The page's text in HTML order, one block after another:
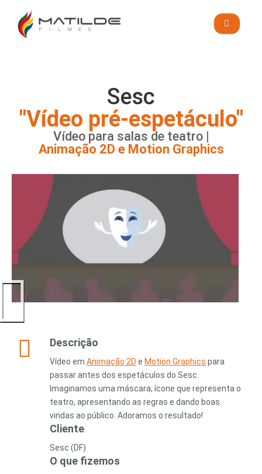
ORÇAMENTOSesc
"Vídeo pré-espetáculo"
Vídeo para salas de teatro |
Animação 2D e Motion Graphics
Descrição
Vídeo em Animação 2D e Motion Graphics para
passar antes dos espetáculos do Sesc.
Imaginamos uma máscara, ícone que representa o
teatro, apresentando as regras e dando boas
vindas ao público. Adoramos o resultado!
Cliente
Sesc (DF)
O que fizemos